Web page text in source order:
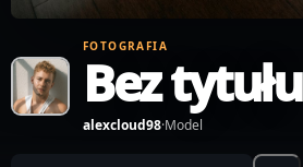
FOTOGRAFIA
Bez tytułu
alexcloud98·Model